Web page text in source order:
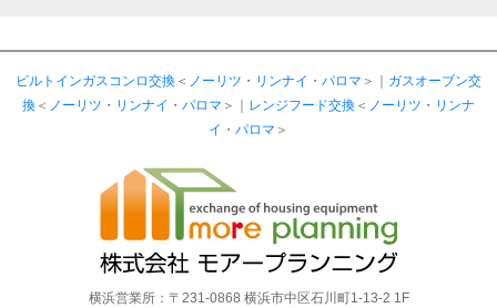
ビルトインガスコンロ交換 ＜ ノーリツ ・ リンナイ ・ パロマ ＞｜ ガスオーブン交
換 ＜ ノーリツ ・ リンナイ ・ パロマ ＞｜ レンジフード交換 ＜ ノーリツ ・ リンナ
イ ・ パロマ ＞
横浜営業所：〒231-0868 横浜市中区石川町1-13-2 1F